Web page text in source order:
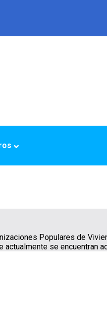
Populares de
se encuentran